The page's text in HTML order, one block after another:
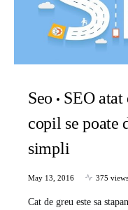
Seo
SEO
copil se poate
simpli
May 13, 2016 375 views
Cat de greu este sa